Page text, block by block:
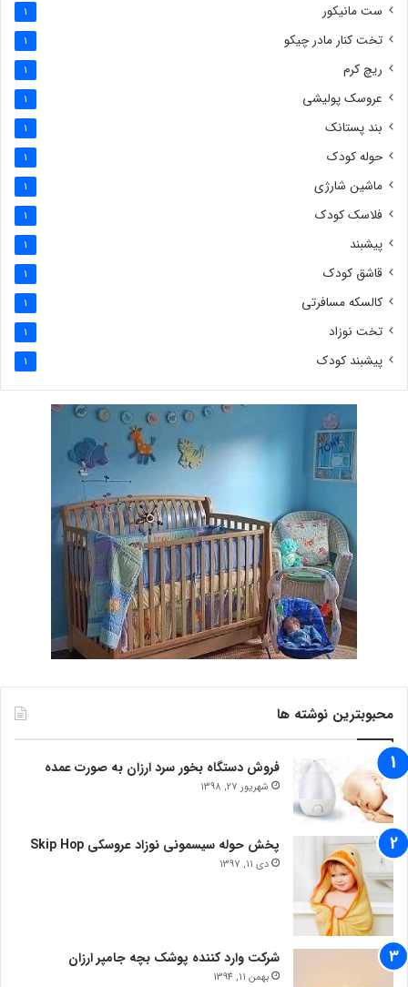
ست مانیکور 1
تخت کنار مادر چیکو 1
ریچ کرم 1
عروسک پولیشی 1
بند پستانک 1
حوله کودک 1
ماشین شارژی 1
فلاسک کودک 1
پیشبند 1
قاشق کودک 1
کالسکه مسافرتی 1
تخت نوزاد 1
پیشبند کودک 1
محبوبترین نوشته ها
فروش دستگاه بخور سرد ارزان به صورت عمده
شهریور 27, 1398
پخش حوله سیسمونی نوزاد عروسکی Skip Hop
دی 11, 1397
شرکت وارد کننده پوشک بچه جامپر ارزان
بهمن 11, 1394